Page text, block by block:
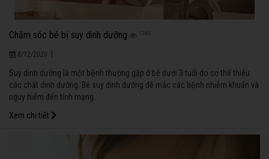
Chăm sóc bé bị suy dinh dưỡng 1280
8/12/2020
Suy dinh dưỡng là một bệnh thường gặp ở bé dưới 3 tuổi do cơ thể thiếu
các chất dinh dưỡng. Bé suy dinh dưỡng dễ mắc các bệnh nhiễm khuẩn và
nguy hiểm đến tính mạng.
Xem chi tiết